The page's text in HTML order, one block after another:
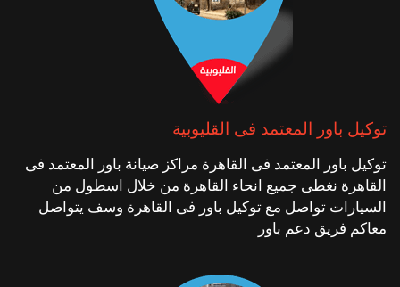
توكيل باور المعتمد فى القليوبية
توكيل باور المعتمد فى القاهرة مراكز صيانة باور المعتمد فى
القاهرة نغطى جميع انحاء القاهرة من خلال اسطول من
السيارات تواصل مع توكيل باور فى القاهرة وسف يتواصل
معاكم فريق دعم باور